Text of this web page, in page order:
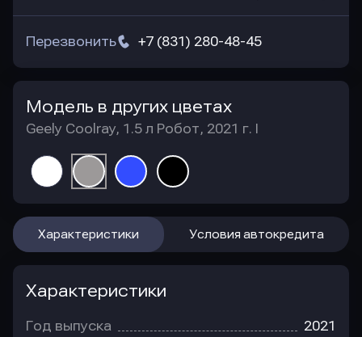
+7 (831) 280-48-45
Перезвонить
Модель в других цветах
Geely Coolray, 1.5 л Робот, 2021 г. I
Характеристики Условия автокредита
Характеристики
Год выпуска 2021